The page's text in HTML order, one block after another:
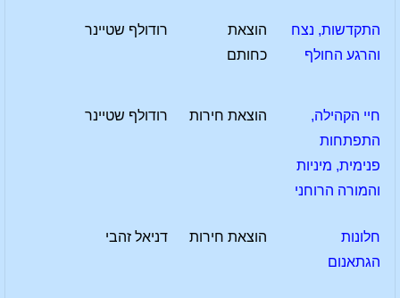
התקדשות, נצח
והרגע החולף
הוצאת
כחותם
רודולף שטיינר
חיי הקהילה,
התפתחות
פנימית, מיניות
והמורה הרוחני
הוצאת חירות רודולף שטיינר
חלונות
הגתאנום
הוצאת חירות דניאל זהבי